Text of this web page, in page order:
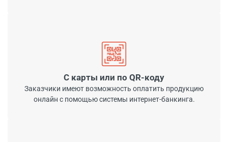
С карты или по QR-коду
Заказчики имеют возможность оплатить продукцию
онлайн с помощью системы интернет-банкинга.